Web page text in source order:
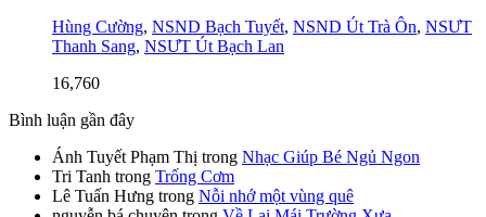
Hùng Cường, NSND Bạch Tuyết, NSND Út Trà Ôn, NSƯT
Thanh Sang, NSƯT Út Bạch Lan
16,760
Bình luận gần đây
Ánh Tuyết Phạm Thị trong Nhạc Giúp Bé Ngủ Ngon
Tri Tanh trong Trống Cơm
Lê Tuấn Hưng trong Nỗi nhớ một vùng quê